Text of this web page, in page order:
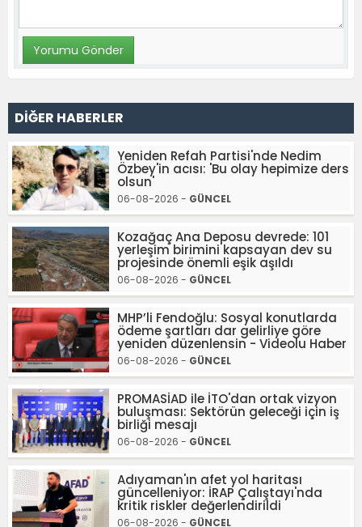
DİĞER HABERLER
Yeniden Refah Partisi'nde Nedim
Özbey'in acısı: 'Bu olay hepimize ders
olsun'
06-08-2026 - GÜNCEL
Kozağaç Ana Deposu devrede: 101
yerleşim birimini kapsayan dev su
projesinde önemli eşik aşıldı
06-08-2026 - GÜNCEL
MHP’li Fendoğlu: Sosyal konutlarda
ödeme şartları dar gelirliye göre
yeniden düzenlensin - Videolu Haber
06-08-2026 - GÜNCEL
PROMASİAD ile İTO'dan ortak vizyon
buluşması: Sektörün geleceği için iş
birliği mesajı
06-08-2026 - GÜNCEL
Adıyaman'ın afet yol haritası
güncelleniyor: İRAP Çalıştayı'nda
kritik riskler değerlendirildi
06-08-2026 - GÜNCEL